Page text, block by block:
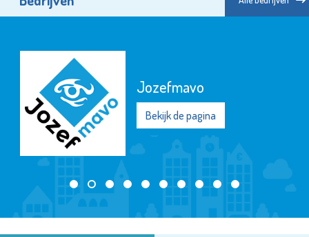
Jozefmavo
Bekijk de pagina